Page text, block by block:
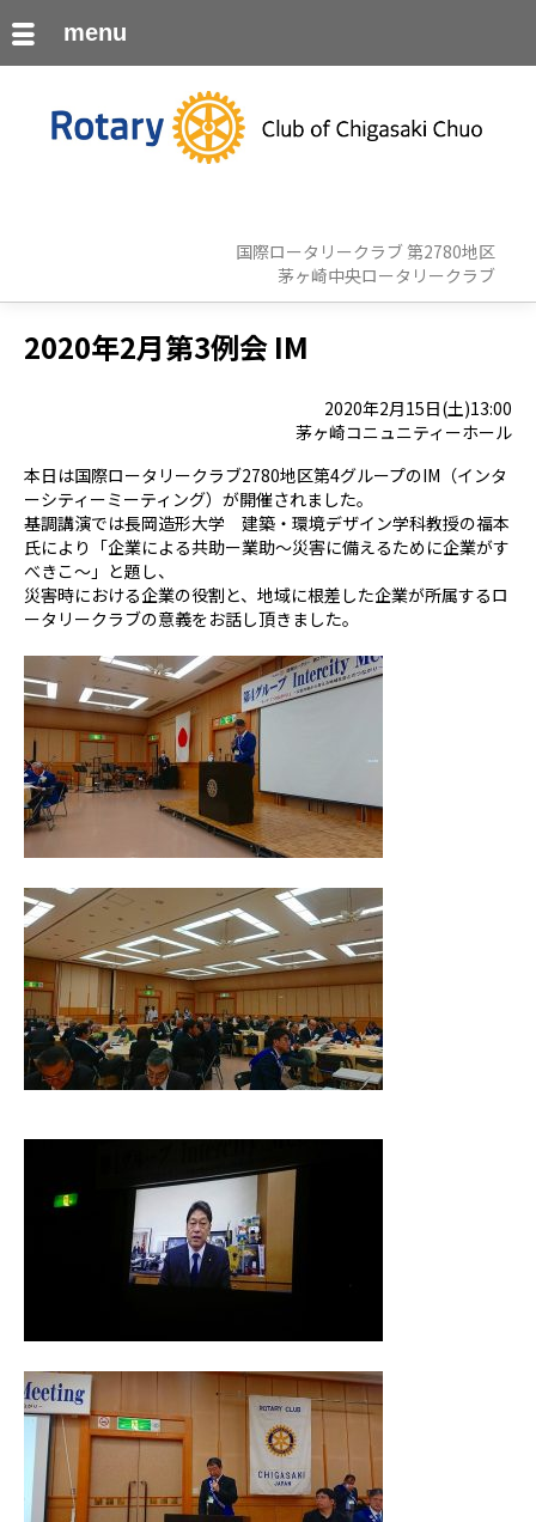
国際ロータリークラブ 第2780地区
茅ヶ崎中央ロータリークラブ
2020年2月第3例会 IM
2020年2月15日(土)13:00
茅ヶ崎コニュニティーホール
本日は国際ロータリークラブ2780地区第4グループのIM（インタ
ーシティーミーティング）が開催されました。
基調講演では長岡造形大学 建築・環境デザイン学科教授の福本
氏により「企業による共助ー業助～災害に備えるために企業がす
べきこ～」と題し、
災害時における企業の役割と、地域に根差した企業が所属するロ
ータリークラブの意義をお話し頂きました。
menu